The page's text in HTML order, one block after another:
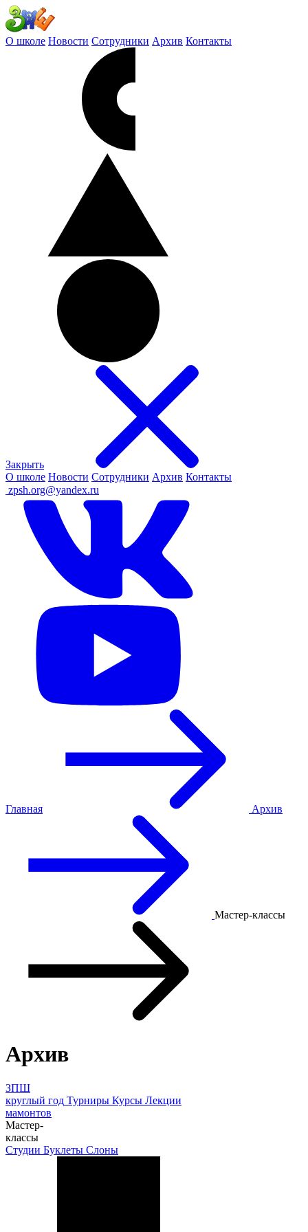
О школе Новости Сотрудники Архив Контакты
Закрыть
О школе Новости Сотрудники Архив Контакты
zpsh.org@yandex.ru
Главная Архив
Мастер-классы
Архив
ЗПШ
круглый год Турниры Курсы Лекции
мамонтов
Мастер-
классы
Студии Буклеты Слоны